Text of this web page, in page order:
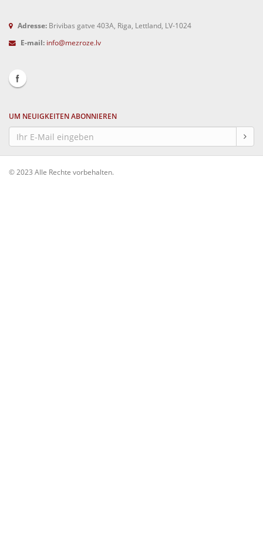
Adresse: Brivibas gatve 403A, Riga, Lettland, LV-1024
E-mail: info@mezroze.lv
UM NEUIGKEITEN ABONNIEREN
© 2023 Alle Rechte vorbehalten.